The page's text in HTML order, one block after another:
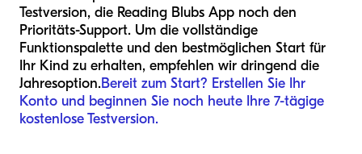
Testversion, die Reading Blubs App noch den
Prioritäts-Support. Um die vollständige
Funktionspalette und den bestmöglichen Start für
Ihr Kind zu erhalten, empfehlen wir dringend die
Jahresoption.Bereit zum Start? Erstellen Sie Ihr
Konto und beginnen Sie noch heute Ihre 7-tägige
kostenlose Testversion.